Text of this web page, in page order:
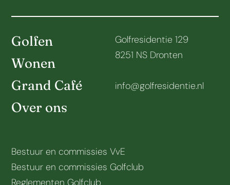
Golfen
Wonen
Grand Café
Over ons
Golfresidentie 129
8251 NS Dronten
info@golfresidentie.nl
Bestuur en commissies VvE
Bestuur en commissies Golfclub